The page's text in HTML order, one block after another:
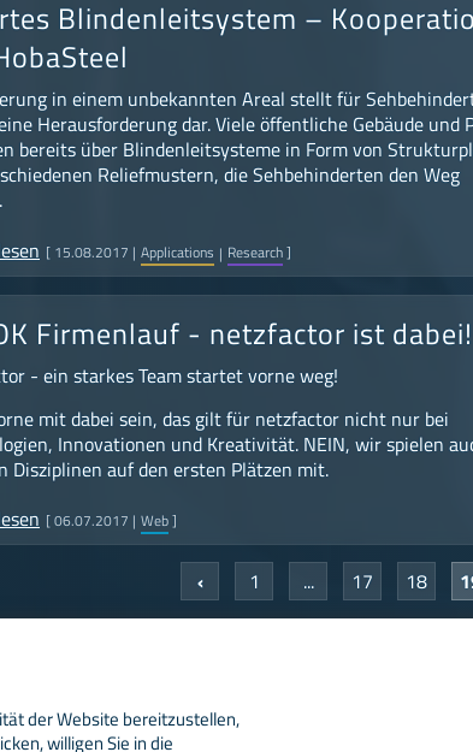
Blindenleitsystem –
in einem unbekannten Areal stellt für
Herausforderung dar. Viele öffentliche Gebäude und
bereits über Blindenleitsysteme in Form von
Reliefmustern, die Sehbehinderten den Weg
[15.08.2017 | Applications Research]
Firmenlauf - netzfactor ist dabei!
- ein starkes Team startet vorne weg!
mit dabei sein, das gilt für netzfactor nicht nur bei
Innovationen und Kreativität. NEIN, wir spielen
Disziplinen auf den ersten Plätzen mit.
[06.07.2017 | Web]
‹ 1 ... 17 18
der Website bereitzustellen,
willigen Sie in die